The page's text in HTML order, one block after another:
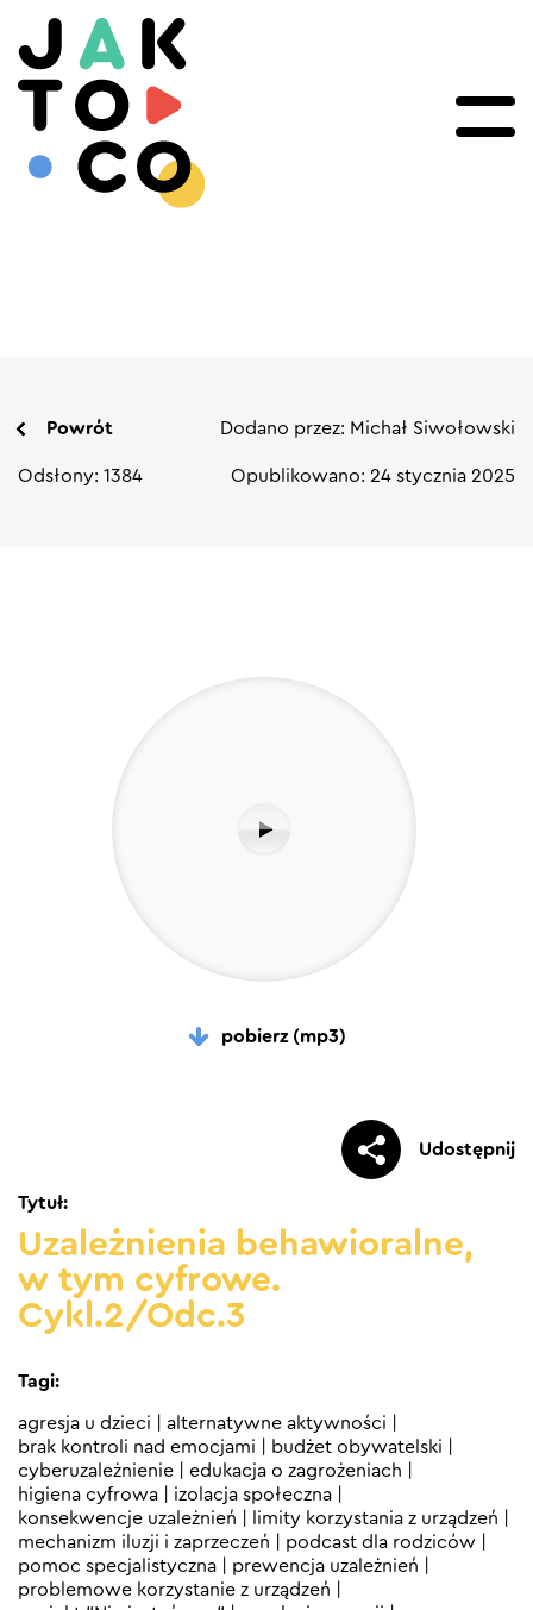
Powrót Dodano przez: Michał Siwołowski
Odsłony: 1384 Opublikowano: 24 stycznia 2025
pobierz (mp3)
Udostępnij
Uzależnienia behawioralne,
w tym cyfrowe.
Cykl.2/Odc.3
Tytuł:
Tagi:
agresja u dzieci alternatywne aktywności
brak kontroli nad emocjami
budżet obywatelski
cyberuzależnienie
edukacja o zagrożeniach
higiena cyfrowa
izolacja społeczna
konsekwencje uzależnień
limity korzystania z urządzeń
mechanizm iluzji i zaprzeczeń
podcast dla rodziców
pomoc specjalistyczna
prewencja uzależnień
problemowe korzystanie z urządzeń